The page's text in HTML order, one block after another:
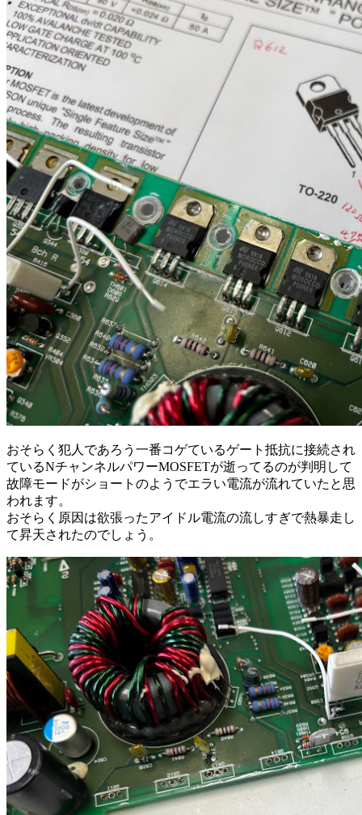
おそらく犯人であろう一番コゲているゲート抵抗に接続され
ているNチャンネルパワーMOSFETが逝ってるのが判明して
故障モードがショートのようでエラい電流が流れていたと思
われます。
おそらく原因は欲張ったアイドル電流の流しすぎで熱暴走し
て昇天されたのでしょう。